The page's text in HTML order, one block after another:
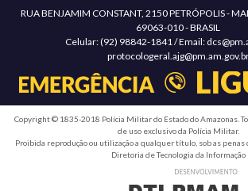
RUA BENJAMIM CONSTANT, 2150 PETRÓPOLIS -
69063-010 - BRASIL
Celular: (92) 98842-1841 / Email:
Copyright © 1835-2018 Polícia Militar do Estado do Amazonas.
de uso exclusivo da Polícia Militar.
Proibida reprodução ou utilização a qualquer título, sob as penas
Diretoria de Tecnologia da Informação